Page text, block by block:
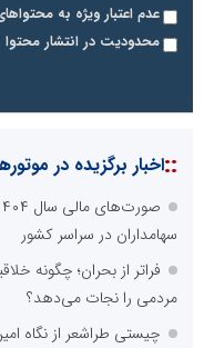
عدم اعتبار ویژه به
محدودیت در انتشار محتوا
::اخبار برگزیده در
سهامداران در سراسر کشور
فراتر از بحران؛ چگونه
مردمی را نجات می‌دهد؟
چیستی طراشعر از نگاه